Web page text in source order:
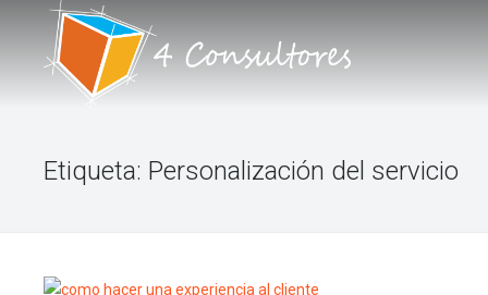
NOSOTROS
TALLERES
Etiqueta: Personalización del servicio